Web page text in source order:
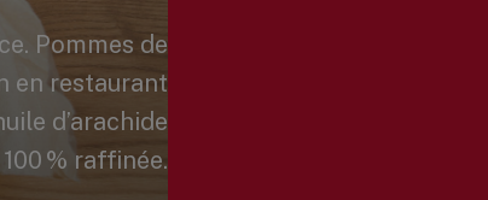
Pommes de
en restaurant
d’arachide
100 % raffinée.